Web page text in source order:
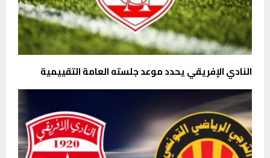
النادي الإفريقي يحدد موعد جلسته العامة التقييمية